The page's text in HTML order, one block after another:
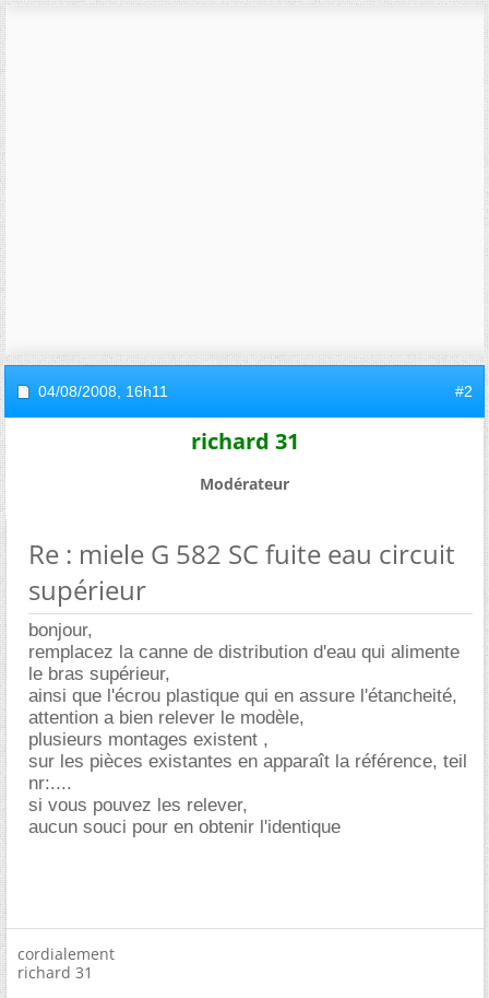
04/08/2008, 16h11 #2
richard 31
Modérateur
Re : miele G 582 SC fuite eau circuit
supérieur
bonjour,
remplacez la canne de distribution d'eau qui alimente
le bras supérieur,
ainsi que l'écrou plastique qui en assure l'étancheité,
attention a bien relever le modèle,
plusieurs montages existent ,
sur les pièces existantes en apparaît la référence, teil
nr:....
si vous pouvez les relever,
aucun souci pour en obtenir l'identique
cordialement
richard 31